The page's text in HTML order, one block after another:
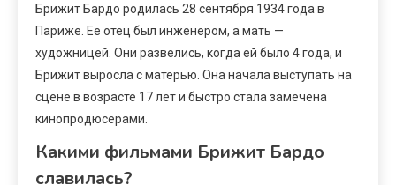
Брижит Бардо родилась 28 сентября 1934 года в
Париже. Ее отец был инженером, а мать —
художницей. Они развелись, когда ей было 4 года, и
Брижит выросла с матерью. Она начала выступать на
сцене в возрасте 17 лет и быстро стала замечена
кинопродюсерами.
Какими фильмами Брижит Бардо
славилась?